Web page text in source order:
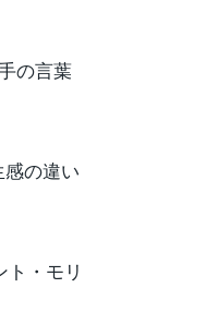
の言葉
の違い
・モリ